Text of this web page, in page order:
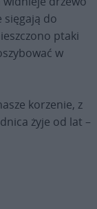
sięgają do
ptaki
w
korzenie, z
żyje od lat –